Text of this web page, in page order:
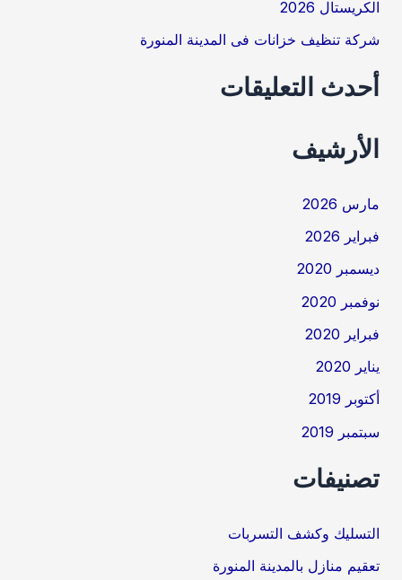
الكريستال 2026
شركة تنظيف خزانات فى المدينة المنورة
أحدث التعليقات
الأرشيف
مارس 2026
فبراير 2026
ديسمبر 2020
نوفمبر 2020
فبراير 2020
يناير 2020
أكتوبر 2019
سبتمبر 2019
تصنيفات
التسليك وكشف التسربات
تعقيم منازل بالمدينة المنورة